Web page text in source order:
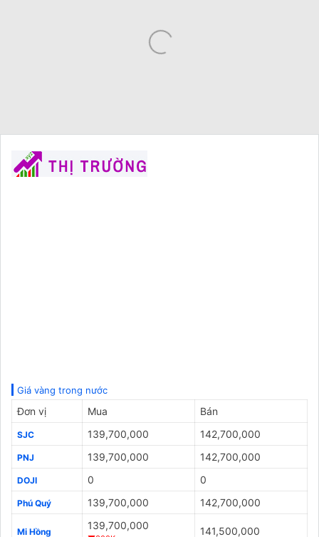
Giá vàng trong nước
Đơn vị Mua Bán
SJC 139,700,000 142,700,000
PNJ 139,700,000 142,700,000
DOJI 0 0
Phú Quý 139,700,000 142,700,000
Mi Hồng
139,700,000 141,500,000